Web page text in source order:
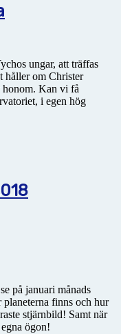
ungar, att träffas
håller om Christer
honom. Kan vi få
i egen hög
på januari månads
finns och hur
stjärnbild! Samt när
ögon!